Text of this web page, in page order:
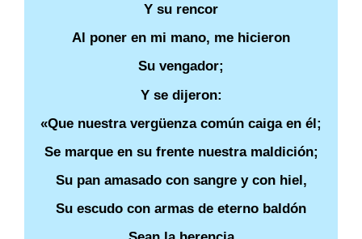
Y su rencor
Al poner en mi mano, me hicieron
Su vengador;
Y se dijeron:
«Que nuestra vergüenza común caiga en él;
Se marque en su frente nuestra maldición;
Su pan amasado con sangre y con hiel,
Su escudo con armas de eterno baldón